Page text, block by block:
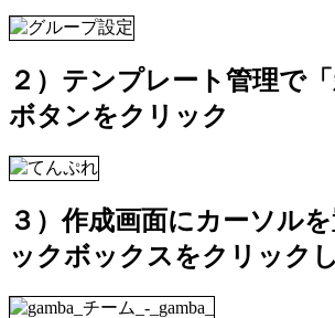
２）テンプレート管理で「
ボタンをクリック
３）作成画面にカーソル
ックボックスをクリック